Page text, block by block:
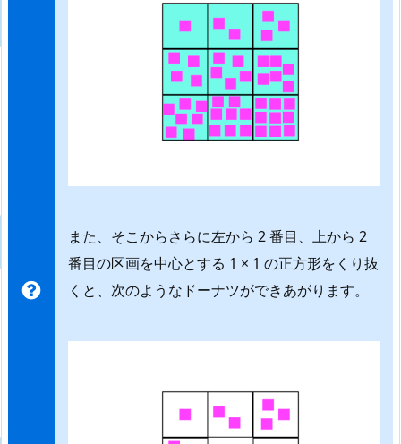
また、そこからさらに左から 2 番目、上から 2
番目の区画を中心とする 1 × 1 の正方形をくり抜
くと、次のようなドーナツができあがります。